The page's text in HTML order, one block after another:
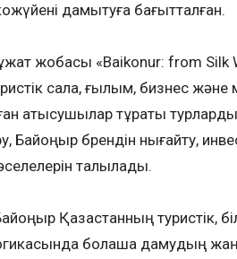
дамытуға бағытталған.
жобасы «Baikonur: from Silk
сала, ғылым, бизнес және
қатысушылар тұрақты
Байқоңыр брендін нығайту,
талқылады.
Қазақстанның туристік,
болашақ дамудың